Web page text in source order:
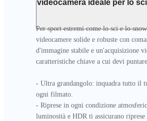
videocamera ideale per lo
Per sport estremi come lo sci e lo
videocamere solide e robuste con
d'immagine stabile e un'acquisizione
caratteristiche chiave a cui devi
- Ultra grandangolo: inquadra tutto il
ogni filmato.
- Riprese in ogni condizione
luminosità e HDR ti assicurano